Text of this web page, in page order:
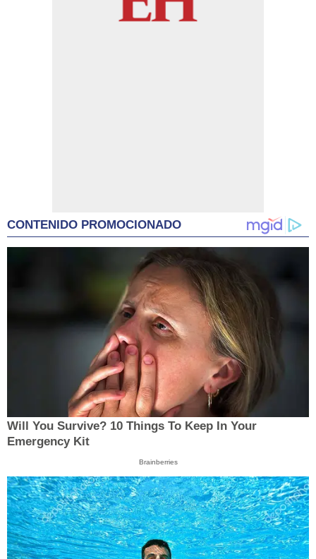
CONTENIDO PROMOCIONADO
Will You Survive? 10 Things To Keep In Your
Emergency Kit
Brainberries